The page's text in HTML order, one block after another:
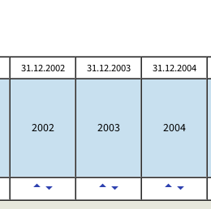
31.12.2002 31.12.2003 31.12.2004
2002 2003 2004